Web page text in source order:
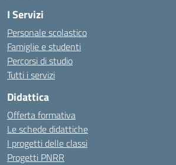
I Servizi
Personale scolastico
Famiglie e studenti
Percorsi di studio
Tutti i servizi
Didattica
Offerta formativa
Le schede didattiche
I progetti delle classi
Progetti PNRR